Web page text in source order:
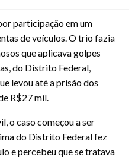
participação em um
de veículos. O trio fazia
que aplicava golpes
do Distrito Federal,
levou até a prisão dos
R$27 mil.
o caso começou a ser
do Distrito Federal fez
e percebeu que se tratava